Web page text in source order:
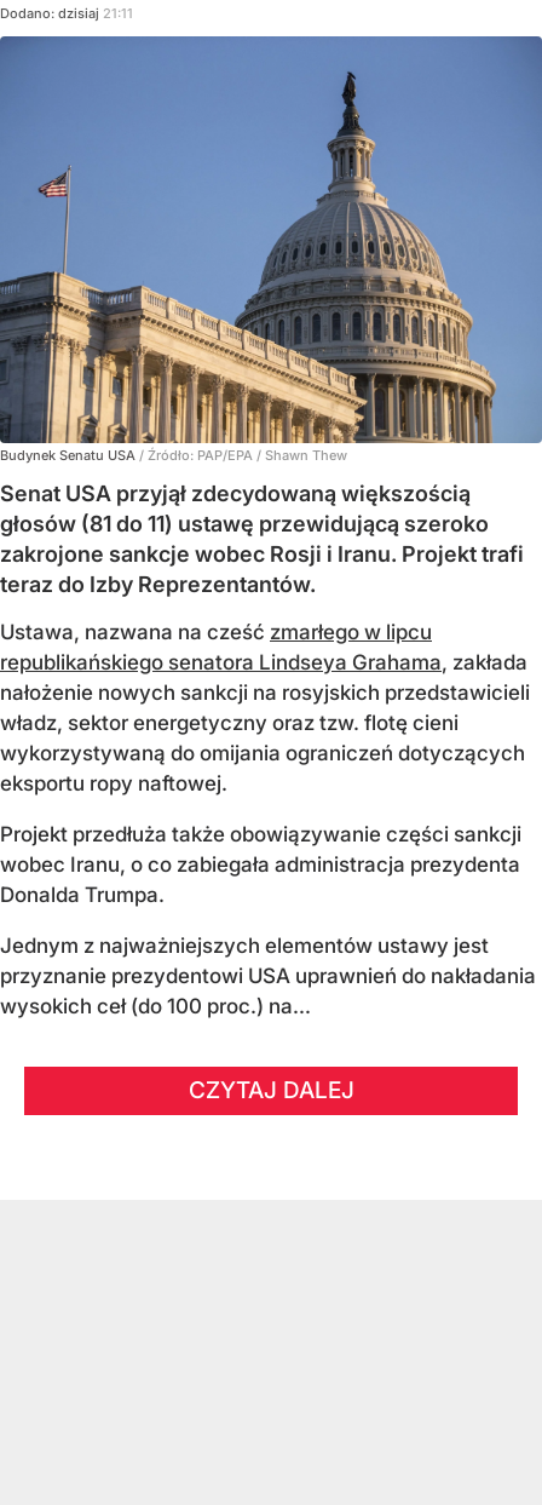
Dodano: dzisiaj 21:11
Budynek Senatu USA / Źródło: PAP/EPA / Shawn Thew
Senat USA przyjął zdecydowaną większością
głosów (81 do 11) ustawę przewidującą szeroko
zakrojone sankcje wobec Rosji i Iranu. Projekt trafi
teraz do Izby Reprezentantów.
Ustawa, nazwana na cześć zmarłego w lipcu
republikańskiego senatora Lindseya Grahama, zakłada
nałożenie nowych sankcji na rosyjskich przedstawicieli
władz, sektor energetyczny oraz tzw. flotę cieni
wykorzystywaną do omijania ograniczeń dotyczących
eksportu ropy naftowej.
Projekt przedłuża także obowiązywanie części sankcji
wobec Iranu, o co zabiegała administracja prezydenta
Donalda Trumpa.
Jednym z najważniejszych elementów ustawy jest
przyznanie prezydentowi USA uprawnień do nakładania
wysokich ceł (do 100 proc.) na...
CZYTAJ DALEJ